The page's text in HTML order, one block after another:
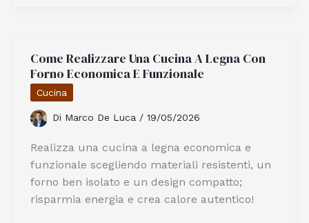
Semplici
Ma
Gustosi
da
Preparare
Come Realizzare Una Cucina A Legna Con
Forno Economica E Funzionale
Cucina
Di Marco De Luca / 19/05/2026
Realizza una cucina a legna economica e
funzionale scegliendo materiali resistenti, un
forno ben isolato e un design compatto;
risparmia energia e crea calore autentico!